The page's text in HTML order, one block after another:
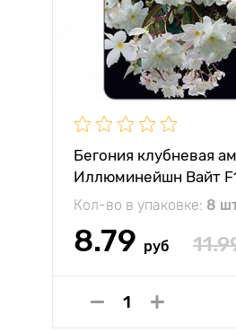
Бегония клубневая
Иллюминейшн Вайт
Биотехника
Кол-во в упаковке: 8
8.79 руб